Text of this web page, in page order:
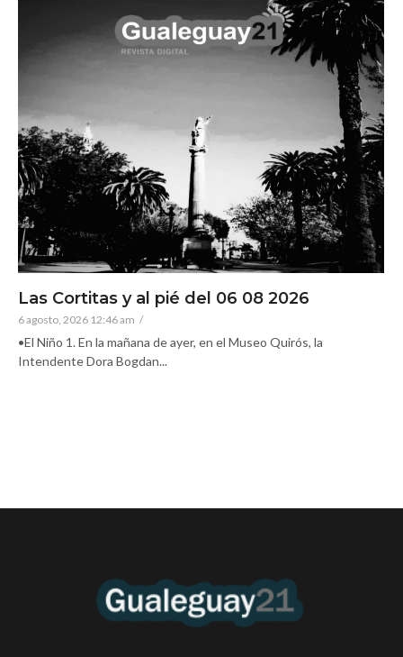
Las Cortitas y al pié del 06 08 2026
6 agosto, 2026 12:46 am /
•El Niño 1. En la mañana de ayer, en el Museo Quirós, la
Intendente Dora Bogdan...